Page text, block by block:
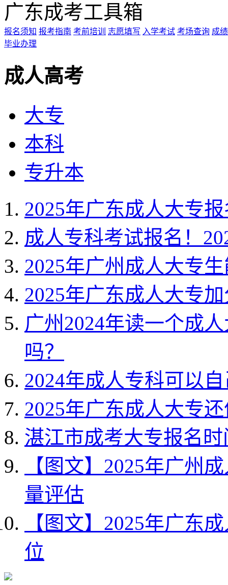
广东成考工具箱
报名须知 报考指南 考前培训 志愿填写 入学考试 考场查询 成
毕业办理
成人高考
大专
本科
专升本
2025年广东成人大专
成人专科考试报名！
2025年广州成人大专
2025年广东成人大专
广州2024年读一个成
吗？
2024年成人专科可以
2025年广东成人大专
湛江市成考大专报名
【图文】2025年广州
量评估
【图文】2025年广东
位